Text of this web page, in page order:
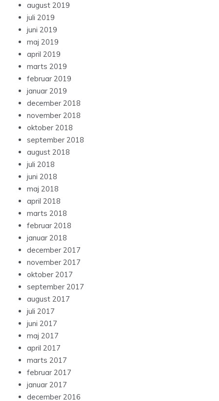
august 2019
juli 2019
juni 2019
maj 2019
april 2019
marts 2019
februar 2019
januar 2019
december 2018
november 2018
oktober 2018
september 2018
august 2018
juli 2018
juni 2018
maj 2018
april 2018
marts 2018
februar 2018
januar 2018
december 2017
november 2017
oktober 2017
september 2017
august 2017
juli 2017
juni 2017
maj 2017
april 2017
marts 2017
februar 2017
januar 2017
december 2016